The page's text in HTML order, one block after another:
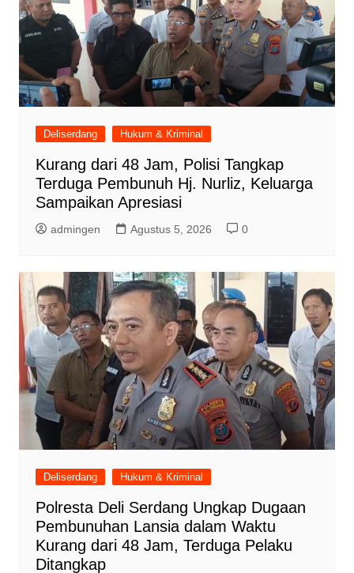
Deliserdang Hukum & Kriminal
Kurang dari 48 Jam, Polisi Tangkap
Terduga Pembunuh Hj. Nurliz, Keluarga
Sampaikan Apresiasi
admingen Agustus 5, 2026 0
Deliserdang Hukum & Kriminal
Polresta Deli Serdang Ungkap Dugaan
Pembunuhan Lansia dalam Waktu
Kurang dari 48 Jam, Terduga Pelaku
Ditangkap